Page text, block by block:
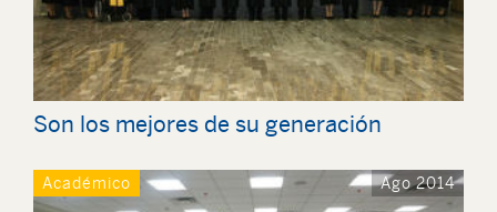
Son los mejores de su generación
Académico Ago 2014